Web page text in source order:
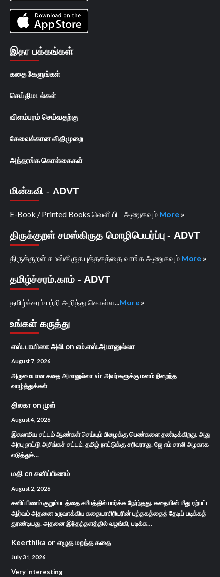
இதர பக்கங்கள்
கதை கேளுங்கள்
செய்திமடல்கள்
விளம்பரம் செய்வதற்கு
சேவைக்கான விதிமுறை
அந்தரங்க கொள்கைகள்
மின்கவி - ADVT
E-Book / Printed Books வெளியிட அணுகவும் More »
திருக்குறள் சமஸ்கிருத மொழிபெயர்ப்பு - ADVT
திருக்குறள் சமஸ்கிருத புத்தகத்தை வாங்க அணுகவும் More »
தமிழ்ச்சரம்.காம் - ADVT
தமிழ்ச்சரம் பற்றி அறிந்து கொள்ள... More »
உங்கள் கருத்து
எஸ். பாயிஸா அலி on எம்.எஸ்.அமானுல்லா
August 7, 2026
அருமையான கதை அமானுல்லா sir அவர்களுக்கு மனம் நிறைந்த
வாழ்த்துக்கள்
திலகா on முள்
August 4, 2026
இசுலாமிய சட்டம் ஆண்கள் செய்யும் பிழைக்கு பெண்களை தண்டிக்கிறது. அது
அரபு நாட்டு அசிங்கச் சட்டம். தமிழ் நாட்டுக்கு சரிவராது. ஜே எம் சாலி அழகாக
எடுத்துச்…
மதி on சனிப்பிணம்
August 2, 2026
சனிப்பிணம் குறும்படத்தை சமீபத்தில் பார்க்க நேர்ந்தது. கதையின் மீது ஏற்பட்ட
ஆர்வம் அதனை உருவாக்கிய கதையாசிரியரின் புத்தகத்தைத் தேடிப் படிக்கத்
தூண்டியது. அதனை இந்தத்தளத்தில் வழங்கி, படிக்க…
Keerthika on எழுத மறந்த கதை
July 31, 2026
Very interesting